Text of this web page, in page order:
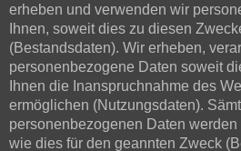
erheben und verwenden wir
Ihnen, soweit dies zu diesen
(Bestandsdaten). Wir erheben,
personenbezogene Daten soweit
Ihnen die Inanspruchnahme des
ermöglichen (Nutzungsdaten).
personenbezogenen Daten
wie dies für den geannten Zweck